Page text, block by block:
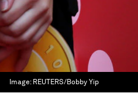
Image: REUTERS/Bobby Yip